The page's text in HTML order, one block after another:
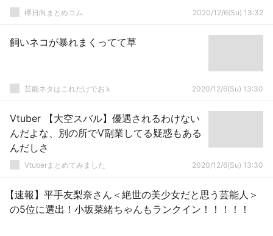
欅日向まとめコム 2020/12/6(Su) 13:32
飼いネコが暴れまくってて草
芸能ネタはこれだけでおｋ 2020/12/6(Su) 13:30
Vtuber 【大空スバル】優遇されるわけない
んだよな、別の所でV副業してる疑惑もある
んだしさ
Vtuberまとめてみました 2020/12/6(Su) 13:30
【速報】平手友梨奈さん＜絶世の美少女だと思う芸能人＞
の5位に選出！小坂菜緒ちゃんもランクイン！！！！！